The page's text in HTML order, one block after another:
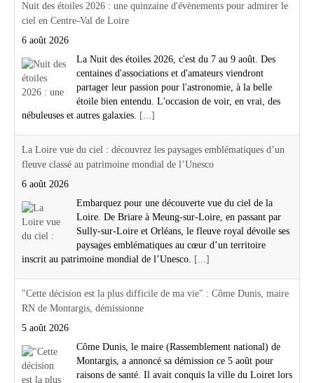
Nuit des étoiles 2026 : une quinzaine d'évènements pour admirer le
ciel en Centre-Val de Loire
6 août 2026
La Nuit des étoiles 2026, c'est du 7 au 9 août. Des
centaines d'associations et d'amateurs viendront
partager leur passion pour l'astronomie, à la belle
étoile bien entendu. L'occasion de voir, en vrai, des
nébuleuses et autres galaxies. [...]
La Loire vue du ciel : découvrez les paysages emblématiques d’un
fleuve classé au patrimoine mondial de l’Unesco
6 août 2026
Embarquez pour une découverte vue du ciel de la
Loire. De Briare à Meung-sur-Loire, en passant par
Sully-sur-Loire et Orléans, le fleuve royal dévoile ses
paysages emblématiques au cœur d’un territoire
inscrit au patrimoine mondial de l’Unesco. [...]
"Cette décision est la plus difficile de ma vie" : Côme Dunis, maire
RN de Montargis, démissionne
5 août 2026
Côme Dunis, le maire (Rassemblement national) de
Montargis, a annoncé sa démission ce 5 août pour
raisons de santé. Il avait conquis la ville du Loiret lors